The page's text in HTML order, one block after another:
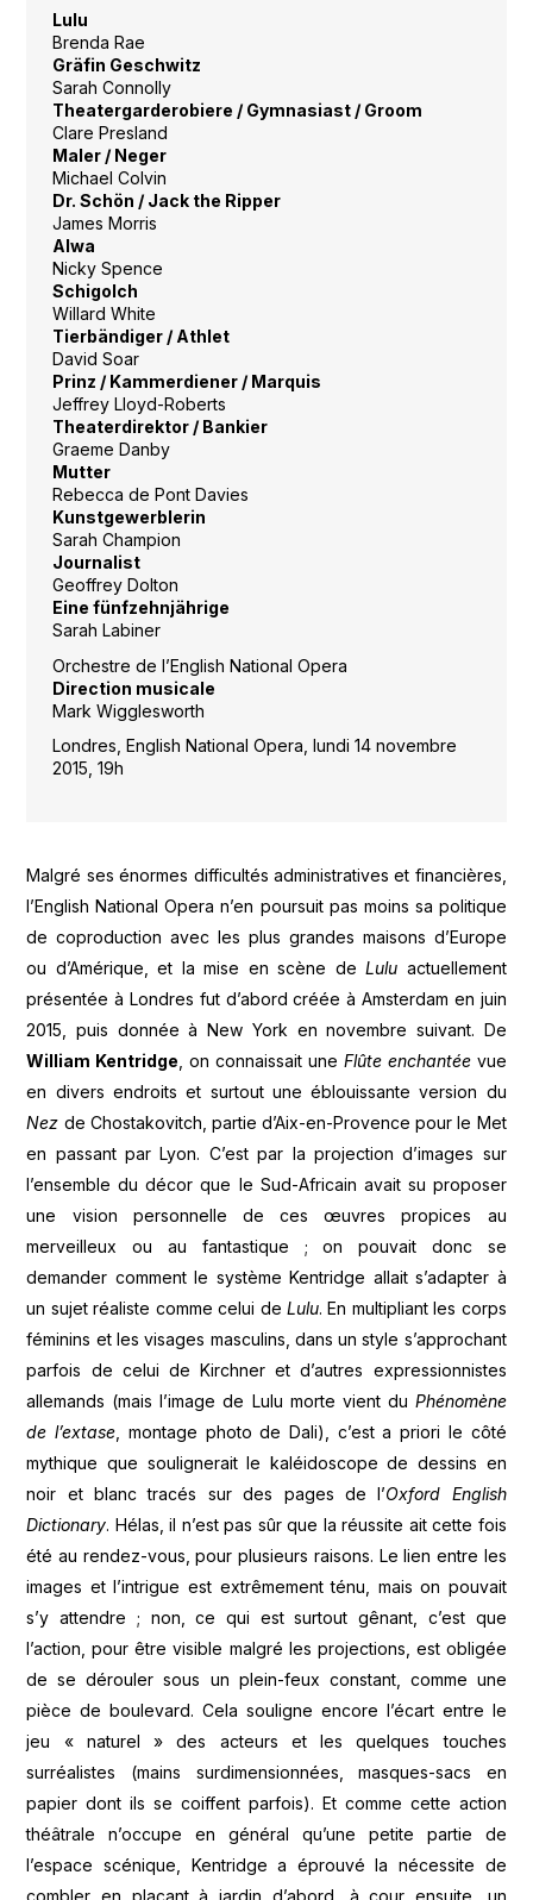
Lulu
Brenda Rae
Gräfin Geschwitz
Sarah Connolly
Theatergarderobiere / Gymnasiast / Groom
Clare Presland
Maler / Neger
Michael Colvin
Dr. Schön / Jack the Ripper
James Morris
Alwa
Nicky Spence
Schigolch
Willard White
Tierbändiger / Athlet
David Soar
Prinz / Kammerdiener / Marquis
Jeffrey Lloyd-Roberts
Theaterdirektor / Bankier
Graeme Danby
Mutter
Rebecca de Pont Davies
Kunstgewerblerin
Sarah Champion
Journalist
Geoffrey Dolton
Eine fünfzehnjährige
Sarah Labiner
Orchestre de l’English National Opera
Direction musicale
Mark Wigglesworth
Londres, English National Opera, lundi 14 novembre
2015, 19h
Malgré ses énormes difficultés administratives et financières,
l’English National Opera n’en poursuit pas moins sa politique
de coproduction avec les plus grandes maisons d’Europe
ou d’Amérique, et la mise en scène deLulu actuellement
présentée à Londres fut d’abord créée à Amsterdam en juin
2015, puis donnée à New York en novembre suivant. De
William Kentridge , on connaissait une Flûte enchantéevue
en divers endroits et surtout une éblouissante version du
Nez de Chostakovitch, partie d’Aix-en-Provence pour le Met
en passant par Lyon. C’est par la projection d’images sur
l’ensemble du décor que le Sud-Africain avait su proposer
une vision personnelle de ces œuvres propices au
merveilleux ou au fantastique ; on pouvait donc se
demander comment le système Kentridge allait s’adapter à
un sujet réaliste comme celui de Lulu. En multipliant les corps
féminins et les visages masculins, dans un style s’approchant
parfois de celui de Kirchner et d’autres expressionnistes
allemands (mais l’image de Lulu morte vient du Phénomène
de l’extase , montage photo de Dali), c’est a priori le côté
mythique que soulignerait le kaléidoscope de dessins en
noir et blanc tracés sur des pages de l’Oxford English
Dictionary. Hélas, il n’est pas sûr que la réussite ait cette fois
été au rendez-vous, pour plusieurs raisons. Le lien entre les
images et l’intrigue est extrêmement ténu, mais on pouvait
s’y attendre ; non, ce qui est surtout gênant, c’est que
l’action, pour être visible malgré les projections, est obligée
de se dérouler sous un plein-feux constant, comme une
pièce de boulevard. Cela souligne encore l’écart entre le
jeu « naturel » des acteurs et les quelques touches
surréalistes (mains surdimensionnées, masques-sacs en
papier dont ils se coiffent parfois). Et comme cette action
théâtrale n’occupe en général qu’une petite partie de
l’espace scénique, Kentridge a éprouvé la nécessite de
combler en plaçant à jardin d’abord, à cour ensuite, un